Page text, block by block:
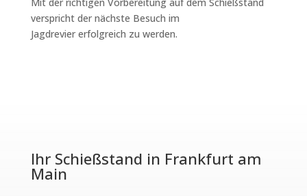
verspricht der nächste Besuch im
Jagdrevier erfolgreich zu werden.
Ihr Schießstand in Frankfurt am
Main